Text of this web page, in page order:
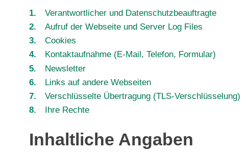
Verantwortlicher und Datenschutzbeauftragte
Aufruf der Webseite und Server Log Files
Cookies
Kontaktaufnahme (E-Mail, Telefon, Formular)
Newsletter
Links auf andere Webseiten
Verschlüsselte Übertragung (TLS-Verschlüsselung)
Ihre Rechte
Inhaltliche Angaben